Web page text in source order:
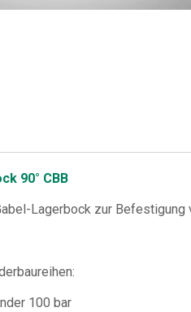
90° CBB
Lagerbock zur
100 bar